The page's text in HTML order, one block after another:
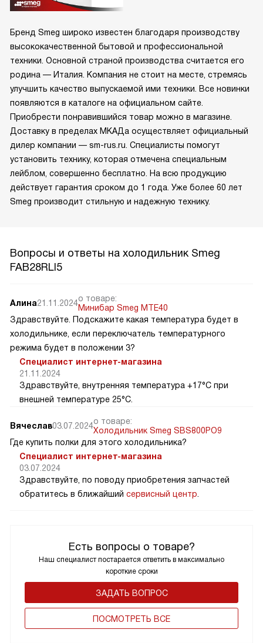
Бренд Smeg широко известен благодаря производству
высококачественной бытовой и профессиональной
техники. Основной страной производства считается его
родина — Италия. Компания не стоит на месте, стремясь
улучшить качество выпускаемой ими техники. Все новинки
появляются в каталоге на официальном сайте.
Приобрести понравившийся товар можно в магазине.
Доставку в пределах МКАДа осуществляет официальный
дилер компании — sm-rus.ru. Специалисты помогут
установить технику, которая отмечена специальным
лейблом, совершенно бесплатно. На всю продукцию
действует гарантия сроком до 1 года. Уже более 60 лет
Smeg производит стильную и надежную технику.
Вопросы и ответы на холодильник Smeg
FAB28RLI5
Есть вопросы о товаре?
Наш специалист постарается ответить в максимально
короткие сроки
ЗАДАТЬ ВОПРОС
ПОCМОТРЕТЬ ВСЕ
Алина21.11.2024о товаре:
Минибар Smeg MTE40
Здравствуйте. Подскажите какая температура будет в
холодильнике, если переключатель температурного
режима будет в положении 3?
Специалист интернет-магазина
21.11.2024
Здравствуйте, внутренняя температура +17°C при
внешней температуре 25°C.
Вячеслав03.07.2024о товаре:
Холодильник Smeg SBS800PO9
Где купить полки для этого холодильника?
Специалист интернет-магазина
03.07.2024
Здравствуйте, по поводу приобретения запчастей
обратитесь в ближайший сервисный центр